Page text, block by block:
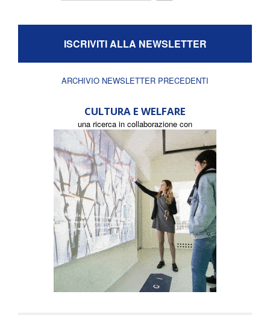
ISCRIVITI ALLA NEWSLETTER
ARCHIVIO NEWSLETTER PRECEDENTI
CULTURA E WELFARE
una ricerca in collaborazione con